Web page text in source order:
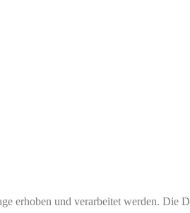
erhoben und verarbeitet werden. Die